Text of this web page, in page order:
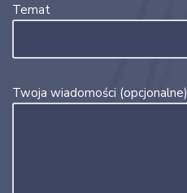
Temat
Twoja wiadomości (opcjonalne)